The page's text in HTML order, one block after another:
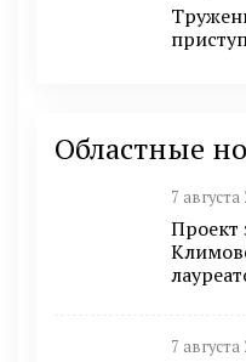
Областные
7 августа
Проект
7 августа